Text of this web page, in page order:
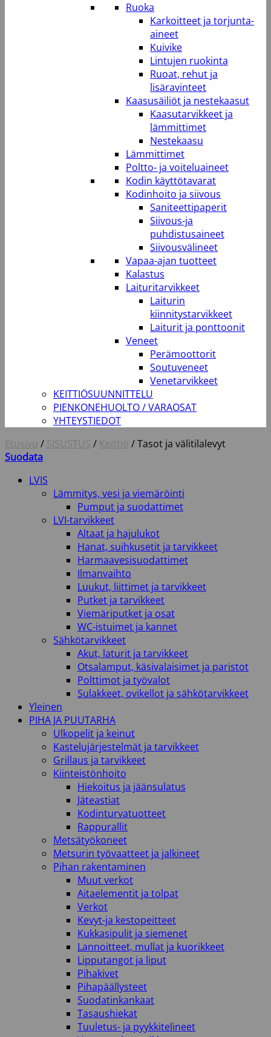
Ruoka
Karkoitteet ja torjunta-
aineet
Kuivike
Lintujen ruokinta
Ruoat, rehut ja
lisäravinteet
Kaasusäiliöt ja nestekaasut
Kaasutarvikkeet ja
lämmittimet
Nestekaasu
Lämmittimet
Poltto- ja voiteluaineet
Kodin käyttötavarat
Kodinhoito ja siivous
Saniteettipaperit
Siivous-ja
puhdistusaineet
Siivousvälineet
Vapaa-ajan tuotteet
Kalastus
Laituritarvikkeet
Laiturin
kiinnitystarvikkeet
Laiturit ja ponttoonit
Veneet
Perämoottorit
Soutuveneet
Venetarvikkeet
KEITTIÖSUUNNITTELU
PIENKONEHUOLTO / VARAOSAT
YHTEYSTIEDOT
Etusivu / SISUSTUS / Keittiö /Tasot ja välitilalevyt
Suodata
LVIS
Lämmitys, vesi ja viemäröinti
Pumput ja suodattimet
LVI-tarvikkeet
Altaat ja hajulukot
Hanat, suihkusetit ja tarvikkeet
Harmaavesisuodattimet
Ilmanvaihto
Luukut, liittimet ja tarvikkeet
Putket ja tarvikkeet
Viemäriputket ja osat
WC-istuimet ja kannet
Sähkötarvikkeet
Akut, laturit ja tarvikkeet
Otsalamput, käsivalaisimet ja paristot
Polttimot ja työvalot
Sulakkeet, ovikellot ja sähkötarvikkeet
Yleinen
PIHA JA PUUTARHA
Ulkopelit ja keinut
Kastelujärjestelmät ja tarvikkeet
Grillaus ja tarvikkeet
Kiinteistönhoito
Hiekoitus ja jäänsulatus
Jäteastiat
Kodinturvatuotteet
Rappurallit
Metsätyökoneet
Metsurin työvaatteet ja jalkineet
Pihan rakentaminen
Muut verkot
Aitaelementit ja tolpat
Verkot
Kevyt-ja kestopeitteet
Kukkasipulit ja siemenet
Lannoitteet, mullat ja kuorikkeet
Lipputangot ja liput
Pihakivet
Pihapäällysteet
Suodatinkankaat
Tasaushiekat
Tuuletus- ja pyykkitelineet